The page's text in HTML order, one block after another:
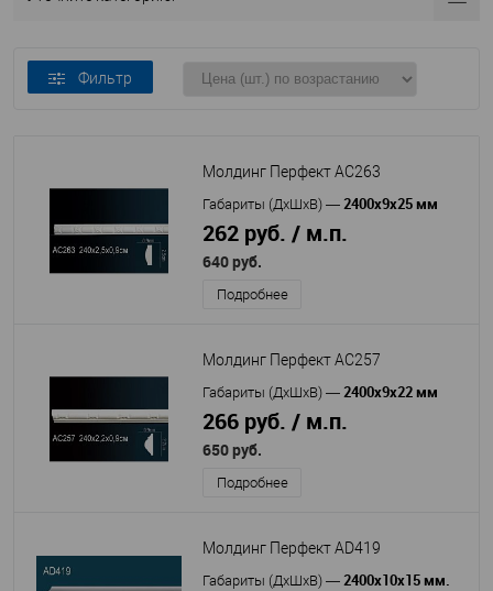
Фильтр
Молдинг Перфект AC263
Габариты (ДхШхВ) — 2400х9х25 мм
262 руб. / м.п.
640 руб.
Подробнее
Молдинг Перфект AC257
Габариты (ДхШхВ) — 2400х9х22 мм
266 руб. / м.п.
650 руб.
Подробнее
Молдинг Перфект AD419
Габариты (ДхШхВ) — 2400х10х15 мм.